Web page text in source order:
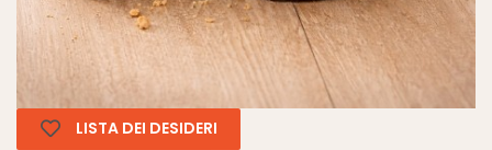
LISTA DEI DESIDERI